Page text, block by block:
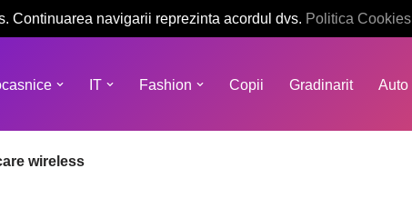
Continuarea navigarii reprezinta acordul dvs. Politica Cookies
IT Fashion Copii Gradinarit Auto
wireless